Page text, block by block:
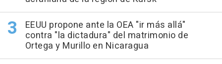
EEUU propone ante la OEA "ir más allá"
contra "la dictadura" del matrimonio de
Ortega y Murillo en Nicaragua